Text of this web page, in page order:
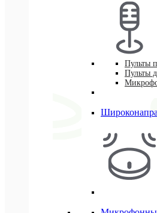
Пульты
Пульты